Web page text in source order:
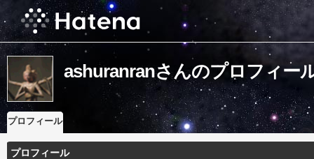
ashuranranさんのプロフィー
プロフィール
プロフィール